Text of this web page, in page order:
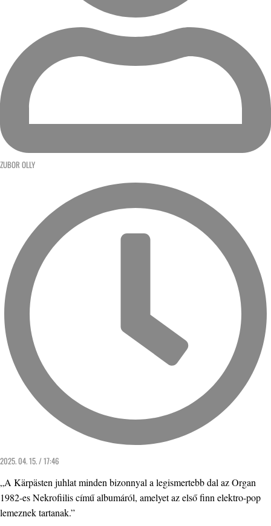
ZUBOR OLLY
2025. 04. 15. / 17:46
„A Kärpästen juhlat minden bizonnyal a legismertebb dal az Organ
1982-es Nekrofiilis című albumáról, amelyet az első finn elektro-pop
lemeznek tartanak.”